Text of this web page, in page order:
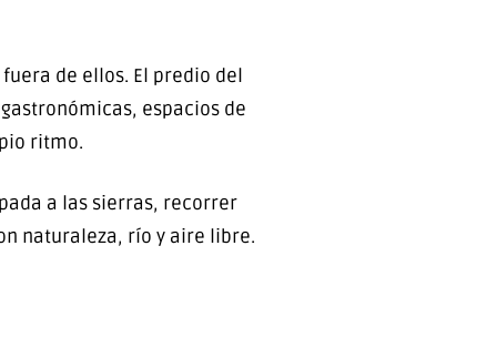
de ellos. El predio del
espacios de
ritmo.
a las sierras, recorrer
naturaleza, río y aire libre.